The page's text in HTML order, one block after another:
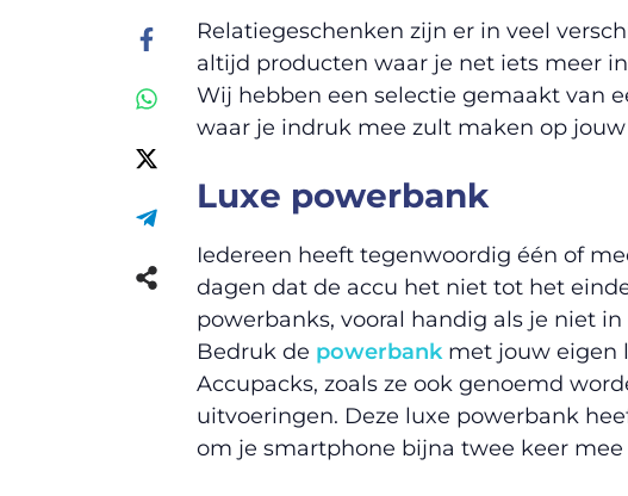
Relatiegeschenken zijn er in veel
altijd producten waar je net iets meer
Wij hebben een selectie gemaakt van
waar je indruk mee zult maken op
Luxe powerbank
Iedereen heeft tegenwoordig één of
dagen dat de accu het niet tot het
powerbanks, vooral handig als je niet
Bedruk de powerbankmet jouw eigen
Accupacks, zoals ze ook genoemd
uitvoeringen. Deze luxe powerbank
om je smartphone bijna twee keer mee